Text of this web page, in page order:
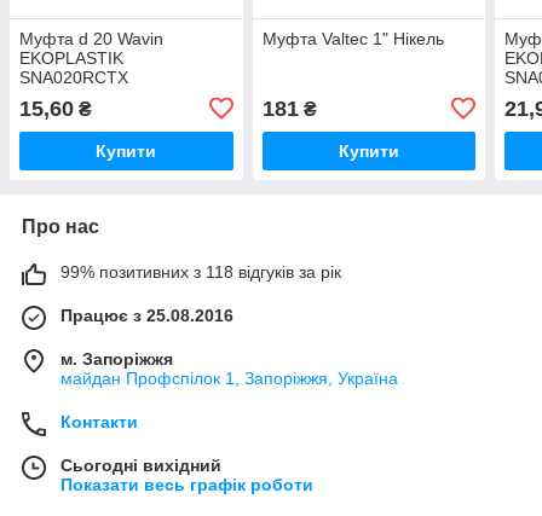
Муфта d 20 Wavin
EKOPLASTIK
SNA020RCTX
15,60 ₴
Купити
Муфта Valtec 1" Нікель
181₴
Купити
Про нас
99% позитивних з 118 відгуків за рік
Працює з 25.08.2016
м. Запоріжжя
майдан Профспілок 1, Запоріжжя, Україна
Контакти
Сьогодні вихідний
Показати весь графік роботи